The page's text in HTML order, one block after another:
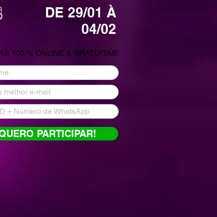
PARTICIPAR!
DE 29/01 À
04/02
100 % ONLINE & GRATUITAS!